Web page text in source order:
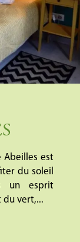
Abeilles est
du soleil
un esprit
du vert,...